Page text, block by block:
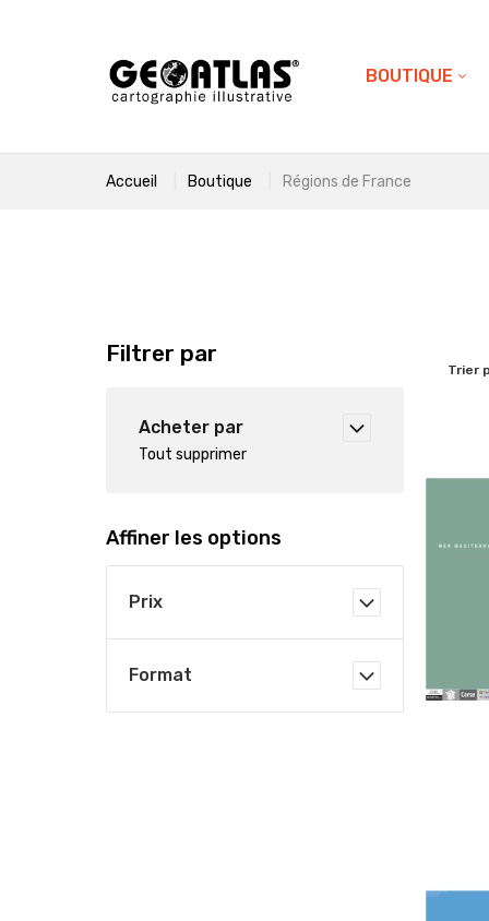
BOUTIQUE
Accueil Boutique Régions de France
Trier
Filtrer par
Acheter par
Tout supprimer
Affiner les options
Prix
Format